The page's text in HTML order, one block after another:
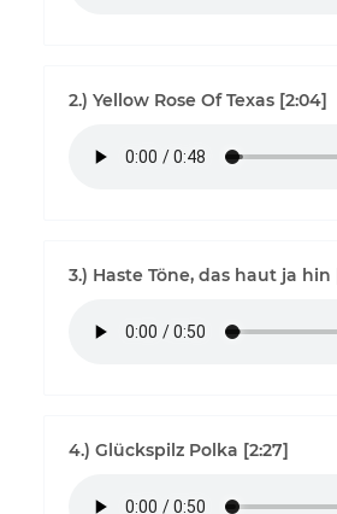
2.) Yellow Rose Of Texas [2:04]
3.) Haste Töne, das haut ja hin
4.) Glückspilz Polka [2:27]